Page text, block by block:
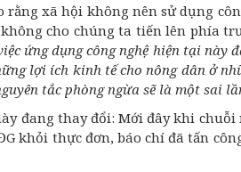
rằng xã hội không nên sử dụng
cho chúng ta tiến lên phía
ứng dụng công nghệ hiện tại này
lợi ích kinh tế cho nông dân ở
tắc phòng ngừa sẽ là một sai
đang thay đổi: Mới đây khi
khỏi thực đơn, báo chí đã tấn